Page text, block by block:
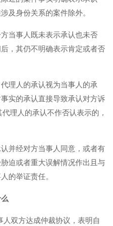
及身份关系的案件除外。
当事人既未表示承认也未否
，其仍不明确表示肯定或者否
理人的承认视为当事人的承
实的承认直接导致承认对方诉
理人的承认不作否认表示的，
并经对方当事人同意，或者有
迫或者重大误解情况作出且与
的举证责任。
双方达成仲裁协议，表明自